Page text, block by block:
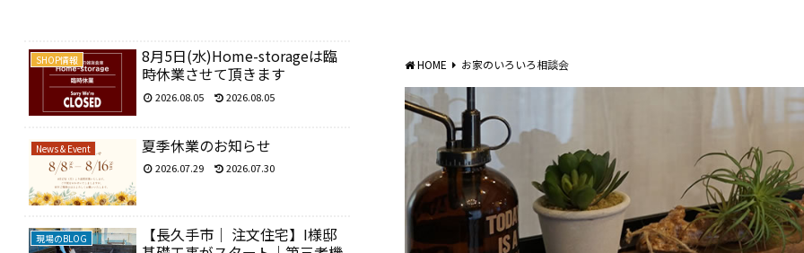
HOME お家のいろいろ相談会
SHOP情報
8月5日(水)Home-storageは臨
時休業させて頂きます
2026.08.05 2026.08.05
News & Event 夏季休業のお知らせ
2026.07.29 2026.07.30
現場のBLOG
【長久手市｜ 注文住宅】I様邸